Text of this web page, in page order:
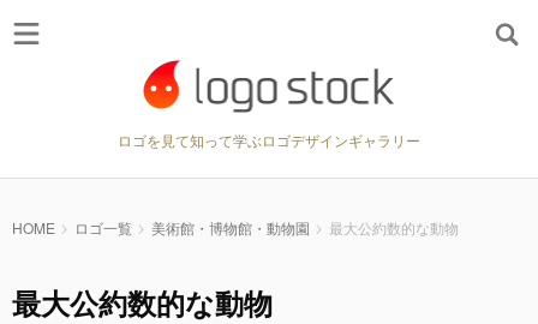
ロゴを見て知って学ぶロゴデザインギャラリー
HOME ロゴ一覧 美術館・博物館・動物園 最大公約数的な動物
最大公約数的な動物